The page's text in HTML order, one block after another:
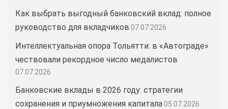
Как выбрать выгодный банковский вклад: полное
руководство для вкладчиков 07.07.2026
Интеллектуальная опора Тольятти: в «Автограде»
чествовали рекордное число медалистов
07.07.2026
Банковские вклады в 2026 году: стратегии
сохранения и приумножения капитала05.07.2026